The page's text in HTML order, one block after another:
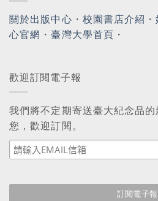
關於出版中心 ・ 校園書店介紹 ・
心官網 ・臺灣大學首頁 ・
歡迎訂閱電子報
我們將不定期寄送臺大紀念品
您，歡迎訂閱。